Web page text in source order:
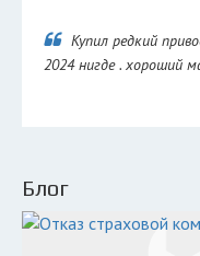
Купил редкий
2024 нигде . хороший
Блог